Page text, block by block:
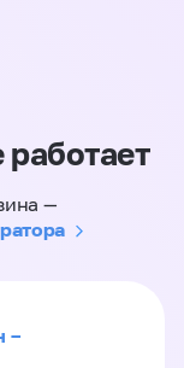
—
–